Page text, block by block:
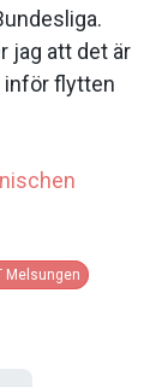
jag att det är
inför flytten
Melsungen